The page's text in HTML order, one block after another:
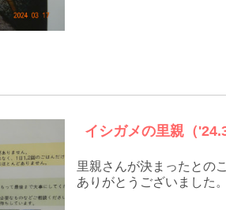
イシガメの里親（
里親さんが決まったとの
ありがとうございました。